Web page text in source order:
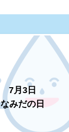
7月3日
なみだの日